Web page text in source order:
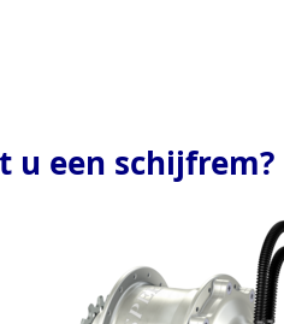
u een schijfrem?